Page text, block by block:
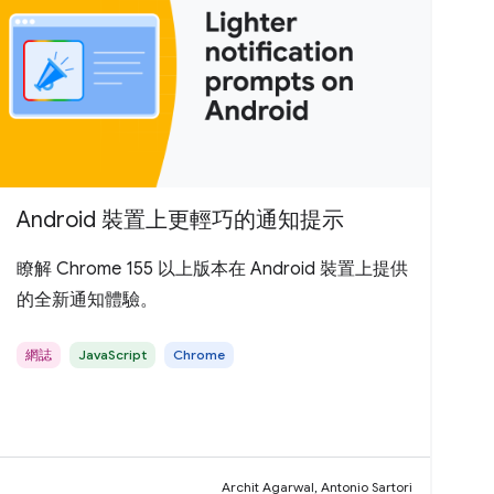
Android 裝置上更輕巧的通知提示
瞭解 Chrome 155 以上版本在 Android 裝置上提供
的全新通知體驗。
網誌 JavaScript Chrome
Archit Agarwal, Antonio Sartori